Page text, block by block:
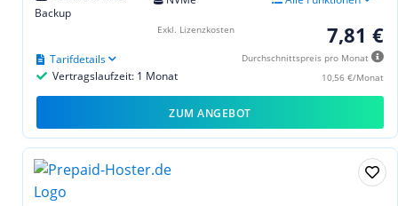
Backup
7,81 €
Durchschnittspreis pro Monat
10,56 €/Monat
Vertragslaufzeit: 1 Monat
Tarifdetails
Exkl. Lizenzkosten
ZUM ANGEBOT